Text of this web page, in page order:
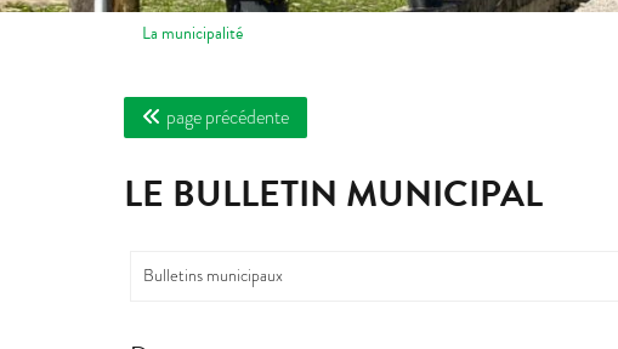
La municipalité
page précédente
LE BULLETIN MUNICIPAL
Bulletins municipaux